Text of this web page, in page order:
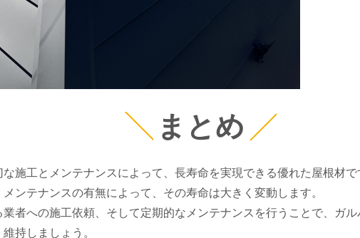
まとめ
施工とメンテナンスによって、長寿命を実現できる優れた屋根材で
ンテナンスの有無によって、その寿命は大きく変動します。
者への施工依頼、そして定期的なメンテナンスを行うことで、ガ
持しましょう。